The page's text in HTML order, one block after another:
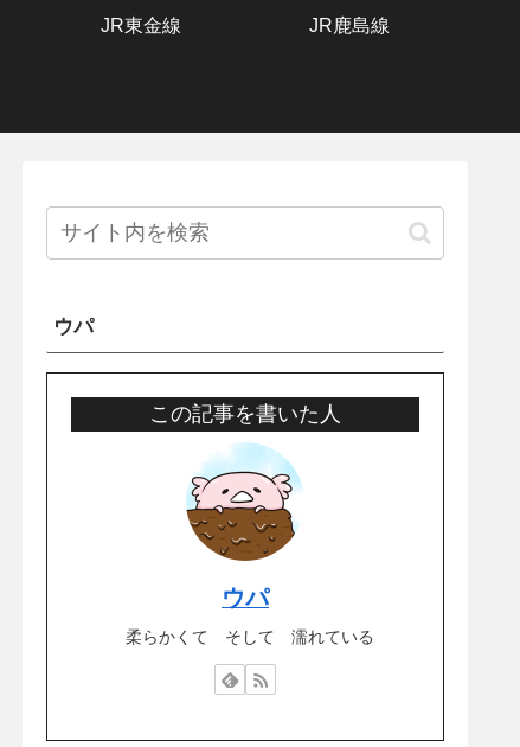
JR東金線 JR鹿島線
ウパ
この記事を書いた人
ウパ
柔らかくて そして 濡れている